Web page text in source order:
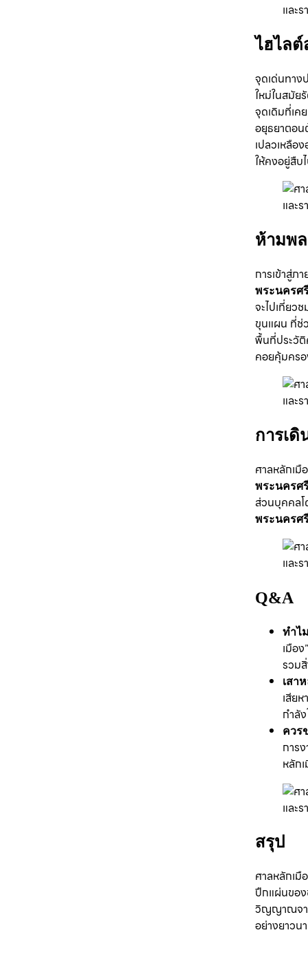
ไฮไล
จุดเด่นทา
ใหม่ในสมัย
จุดเดิมที่เค
อยุธยาตอน
เปลวเหลือ
ให้คงอยู่สืบ
ห้ามพ
การเข้าสู่ภ
พระนครศ
จะไปเที่ยว
ขุนแผน ที่ช่
พื้นที่ประวัติ
คอยคุ้มคร
การเดิ
ศาลหลักเ
พระนครศ
ส่วนบุคคล
พระนครศ
Q&A
ทำไ
เมือ
รวม
เสา
เสีย
กำลั
ควร
การ
หลัก
สรุป
ศาลหลักเมื
ปึกแผ่นของ
วิญญาณจา
อย่างยาวน